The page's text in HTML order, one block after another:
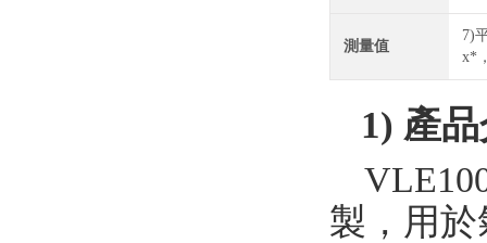
測量值
7)
x*
1) 產
製，用